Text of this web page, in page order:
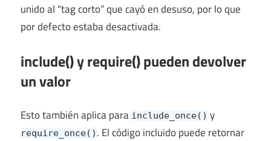
unido al “tag corto” que cayó en desuso, por lo que
por defecto estaba desactivada.
include() y require() pueden devolver
un valor
Esto también aplica para include_once() y
require_once() . El código incluido puede retornar